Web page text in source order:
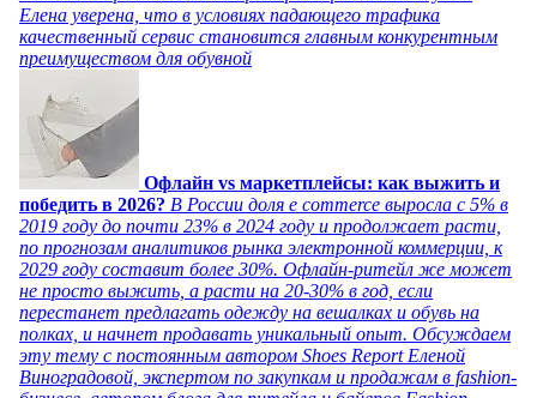
Елена уверена, что в условиях падающего трафика
качественный сервис становится главным конкурентным
преимуществом для обувной
Офлайн vs маркетплейсы: как выжить и
победить в 2026? В России доля e commerce выросла с 5% в
2019 году до почти 23% в 2024 году и продолжает расти,
по прогнозам аналитиков рынка электронной коммерции, к
2029 году составит более 30%. Офлайн-ритейл же может
не просто выжить, а расти на 20-30% в год, если
перестанет предлагать одежду на вешалках и обувь на
полках, и начнет продавать уникальный опыт. Обсуждаем
эту тему с постоянным автором Shoes Report Еленой
Виноградовой, экспертом по закупкам и продажам в fashion-